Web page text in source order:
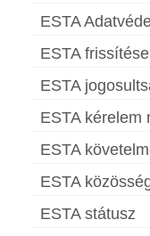
ESTA
ESTA frissítése
ESTA
ESTA kérelem
ESTA
ESTA
ESTA státusz